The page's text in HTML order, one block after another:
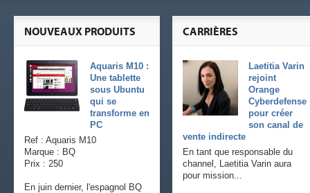
CARRIÈRES
Laetitia Varin
rejoint
Orange
Cyberdefense
pour créer
son canal de
vente indirecte
En tant que responsable du
channel, Laetitia Varin aura
pour mission...
NOUVEAUX PRODUITS
Aquaris M10 :
Une tablette
sous Ubuntu
qui se
transforme en
PC
Ref : Aquaris M10
Marque : BQ
Prix : 250
En juin dernier, l'espagnol BQ